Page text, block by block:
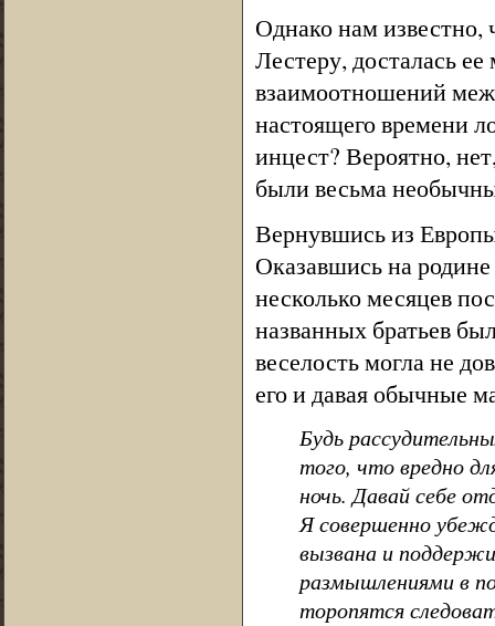
Однако нам известно,
Лестеру, досталась
взаимоотношений
настоящего времени
инцест? Вероятно,
были весьма
Вернувшись из
Оказавшись на
несколько месяцев
названных братьев
веселость могла не
его и давая обычные
Будь
того, что вредно
ночь. Давай себе
Я совершенно
вызвана и
размышлениями в
торопятся